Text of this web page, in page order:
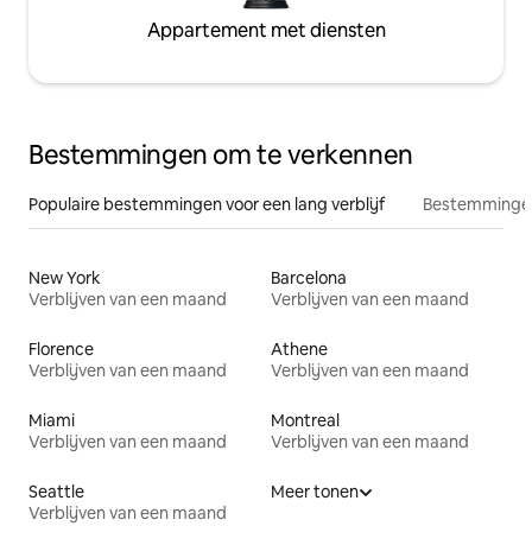
Appartement met diensten
Bestemmingen om te verkennen
Populaire bestemmingen voor een lang verblijf
New York
Verblijven van een maand
Barcelona
Verblijven van een maand
Florence
Verblijven van een maand
Athene
Verblijven van een maand
Miami
Verblijven van een maand
Montreal
Verblijven van een maand
Seattle
Verblijven van een maand
Meer tonen